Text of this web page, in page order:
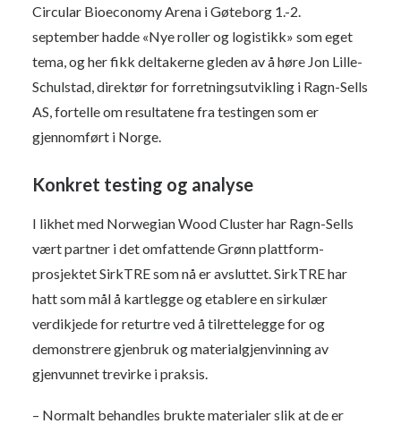
Circular Bioeconomy Arena i Gøteborg 1.-2.
september hadde «Nye roller og logistikk» som eget
tema, og her fikk deltakerne gleden av å høre Jon Lille-
Schulstad, direktør for forretningsutvikling i Ragn-Sells
AS, fortelle om resultatene fra testingen som er
gjennomført i Norge.
Konkret testing og analyse
I likhet med Norwegian Wood Cluster har Ragn-Sells
vært partner i det omfattende Grønn plattform-
prosjektet SirkTRE som nå er avsluttet. SirkTRE har
hatt som mål å kartlegge og etablere en sirkulær
verdikjede for returtre ved å tilrettelegge for og
demonstrere gjenbruk og materialgjenvinning av
gjenvunnet trevirke i praksis.
– Normalt behandles brukte materialer slik at de er